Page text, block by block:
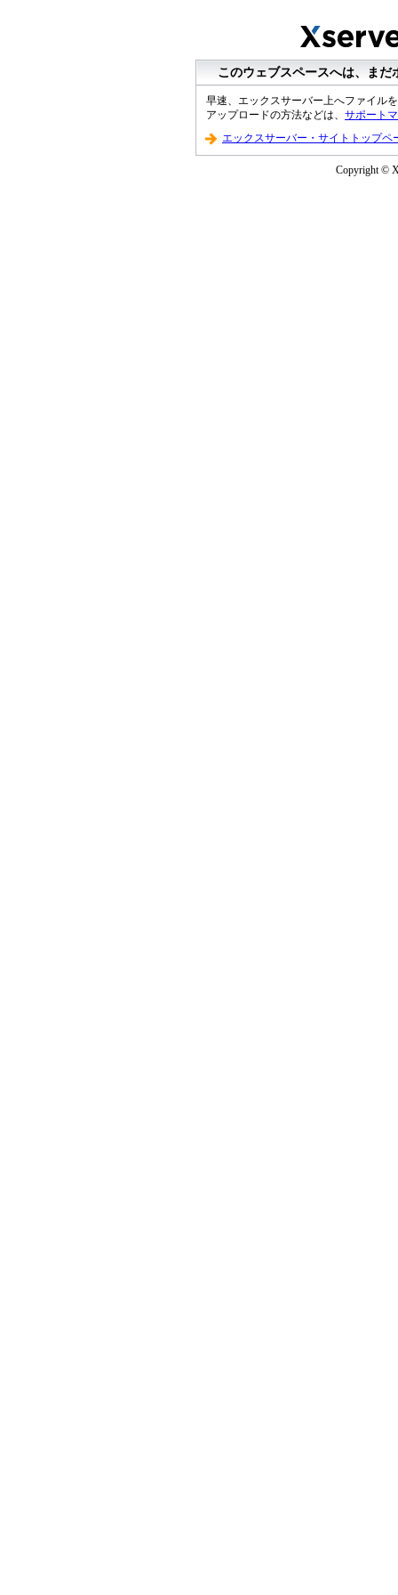
このウェブスペースへは、ま
早速、エックスサーバー上へファイル
アップロードの方法などは、 サポート
エックスサーバー・サイトトップペ
Copyright ©